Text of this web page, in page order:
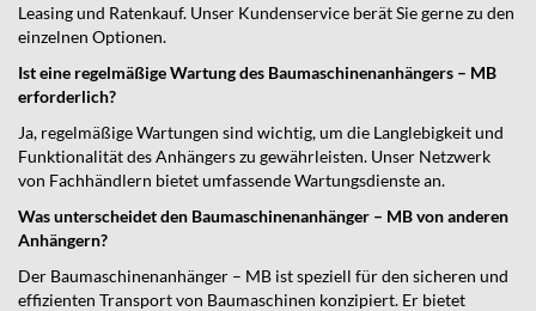
Leasing und Ratenkauf. Unser Kundenservice berät Sie gerne zu den
einzelnen Optionen.
Ist eine regelmäßige Wartung des Baumaschinenanhängers – MB
erforderlich?
Ja, regelmäßige Wartungen sind wichtig, um die Langlebigkeit und
Funktionalität des Anhängers zu gewährleisten. Unser Netzwerk
von Fachhändlern bietet umfassende Wartungsdienste an.
Was unterscheidet den Baumaschinenanhänger – MB von anderen
Anhängern?
Der Baumaschinenanhänger – MB ist speziell für den sicheren und
effizienten Transport von Baumaschinen konzipiert. Er bietet